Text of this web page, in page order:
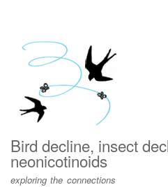
menu
Bird decline, insect
neonicotinoids
exploring the connections